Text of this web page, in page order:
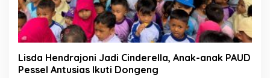
Lisda Hendrajoni Jadi Cinderella, Anak-anak PAUD
Pessel Antusias Ikuti Dongeng